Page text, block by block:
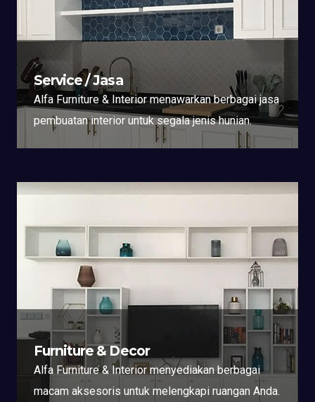
Service / Jasa
Alfa Furniture & Interior menawarkan berbagai jasa
pembuatan interior untuk segala jenis hunian.
Furniture & Decor
Alfa Furniture & Interior menyediakan berbagai
macam aksesoris untuk melengkapi ruangan Anda.